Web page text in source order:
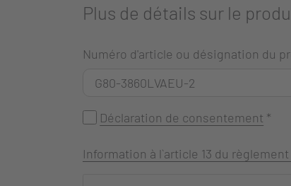
Plus de détails sur le
Numéro d'article ou désignation du
Déclaration de consentement *
Information à l`article 13 du